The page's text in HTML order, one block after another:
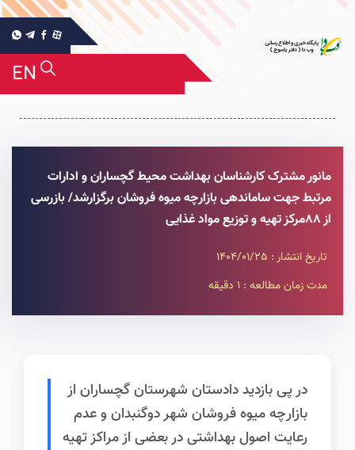
EN
مانور مشترک کارشناسان بهداشت محیط گچساران و ادارات
مرتبط جهت ساماندهی بازارچه میوه فروشان برگزارشد/ بازرسی
از 88مرکز تهیه و توزیع مواد غذایی
تاریخ انتشار : 1404/01/25
مدت زمان مطالعه : 1 دقیقه
در پی بازدید دادستان شهرستان گچساران از
بازارچه میوه فروشان شهر دوگنبدان و عدم
رعایت اصول بهداشتی در بعضی از مراکز تهیه